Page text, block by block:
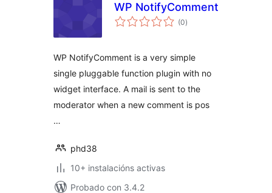
WP NotifyComment
(0valoracións
totais
)
WP NotifyComment is a very simple
single pluggable function plugin with no
widget interface. A mail is sent to the
moderator when a new comment is pos
…
phd38
10+ instalacións activas
Probado con 3.4.2